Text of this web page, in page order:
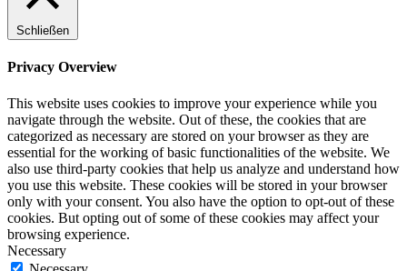
Schließen
Privacy Overview
This website uses cookies to improve your experience while you
navigate through the website. Out of these, the cookies that are
categorized as necessary are stored on your browser as they are
essential for the working of basic functionalities of the website. We
also use third-party cookies that help us analyze and understand how
you use this website. These cookies will be stored in your browser
only with your consent. You also have the option to opt-out of these
cookies. But opting out of some of these cookies may affect your
browsing experience.
Necessary